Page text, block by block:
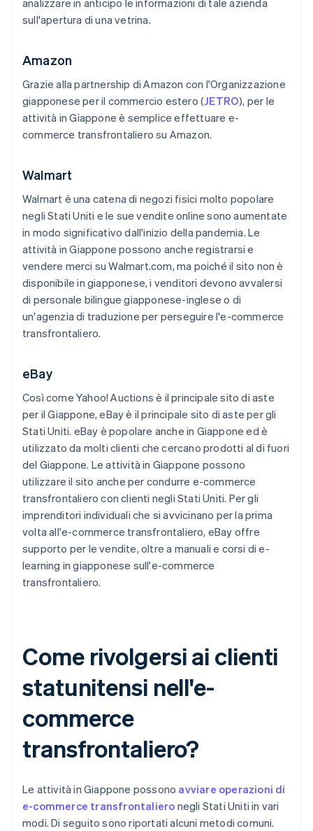
analizzare in anticipo le informazioni di tale azienda
sull'apertura di una vetrina.
Amazon
Grazie alla partnership di Amazon con l'Organizzazione
giapponese per il commercio estero (JETRO), per le
attività in Giappone è semplice effettuare e-
commerce transfrontaliero su Amazon.
Walmart
Walmart è una catena di negozi fisici molto popolare
negli Stati Uniti e le sue vendite online sono aumentate
in modo significativo dall'inizio della pandemia. Le
attività in Giappone possono anche registrarsi e
vendere merci su Walmart.com, ma poiché il sito non è
disponibile in giapponese, i venditori devono avvalersi
di personale bilingue giapponese-inglese o di
un'agenzia di traduzione per perseguire l'e-commerce
transfrontaliero.
eBay
Così come Yahoo! Auctions è il principale sito di aste
per il Giappone, eBay è il principale sito di aste per gli
Stati Uniti. eBay è popolare anche in Giappone ed è
utilizzato da molti clienti che cercano prodotti al di fuori
del Giappone. Le attività in Giappone possono
utilizzare il sito anche per condurre e-commerce
transfrontaliero con clienti negli Stati Uniti. Per gli
imprenditori individuali che si avvicinano per la prima
volta all'e-commerce transfrontaliero, eBay offre
supporto per le vendite, oltre a manuali e corsi di e-
learning in giapponese sull'e-commerce
transfrontaliero.
Come rivolgersi ai clienti
statunitensi nell'e-
commerce
transfrontaliero?
Le attività in Giappone possono avviare operazioni di
e-commerce transfrontaliero negli Stati Uniti in vari
modi. Di seguito sono riportati alcuni metodi comuni.